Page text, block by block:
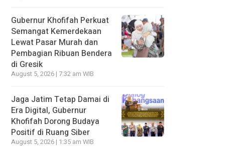
Gubernur Khofifah Perkuat
Semangat Kemerdekaan
Lewat Pasar Murah dan
Pembagian Ribuan Bendera
di Gresik
August 5, 2026 | 7:32 am WIB
Jaga Jatim Tetap Damai di
Era Digital, Gubernur
Khofifah Dorong Budaya
Positif di Ruang Siber
August 5, 2026 | 1:35 am WIB